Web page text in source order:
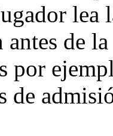
lea
antes de
por
de